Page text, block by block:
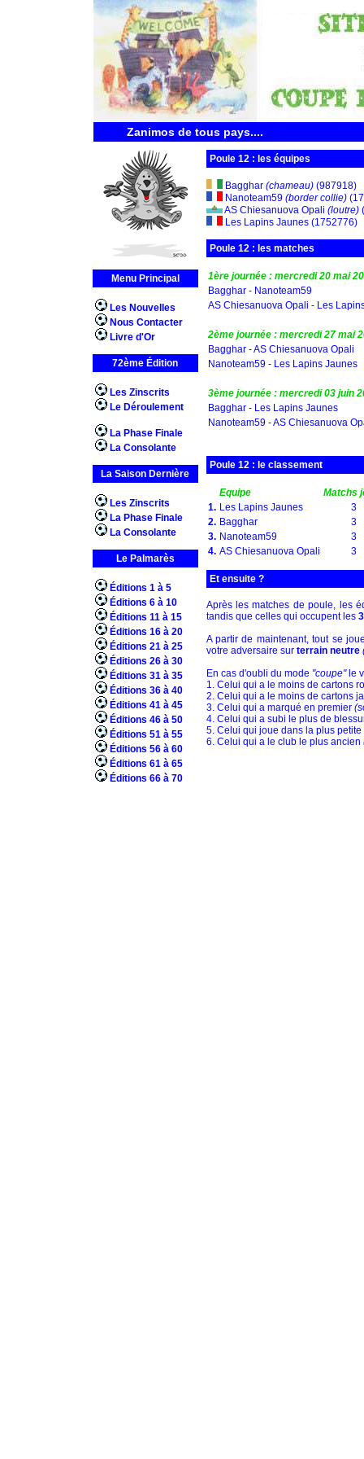
Zanimos de tous pays....
Menu Principal
Les Nouvelles
Nous Contacter
Livre d'Or
72ème Édition
Les Zinscrits
Le Déroulement
La Phase Finale
La Consolante
La Saison Dernière
Les Zinscrits
La Phase Finale
La Consolante
Le Palmarès
Éditions 1 à 5
Éditions 6 à 10
Éditions 11 à 15
Éditions 16 à 20
Éditions 21 à 25
Éditions 26 à 30
Éditions 31 à 35
Éditions 36 à 40
Éditions 41 à 45
Éditions 46 à 50
Éditions 51 à 55
Éditions 56 à 60
Éditions 61 à 65
Éditions 66 à 70
Poule 12 : les équipes
Bagghar (chameau)(987918)
Nanoteam59 (border collie)
AS Chiesanuova Opali (loutre)
Les Lapins Jaunes (1752776)
Poule 12 : les matches
1ère journée : mercredi 20 mai
Bagghar - Nanoteam59
AS Chiesanuova Opali - Les
2ème journée : mercredi 27 mai
Bagghar - AS Chiesanuova Opali
Nanoteam59 - Les Lapins Jaunes
3ème journée : mercredi 03 juin
Bagghar - Les Lapins Jaunes
Nanoteam59 - AS Chiesanuova
Poule 12 : le classement
Equipe
Matchs
1. Les Lapins Jaunes
3
2. Bagghar
3
3. Nanoteam59
3
4. AS Chiesanuova Opali 3
Et ensuite ?
Après les matches de poule, les
tandis que celles qui occupent les
A partir de maintenant, tout se
votre adversaire sur terrain neutre
En cas d'oubli du mode "coupe"le
1. Celui qui a le moins de cartons
2. Celui qui a le moins de cartons
3. Celui qui a marqué en premier
4. Celui qui a subi le plus de
5. Celui qui joue dans la plus petite
6. Celui qui a le club le plus ancien